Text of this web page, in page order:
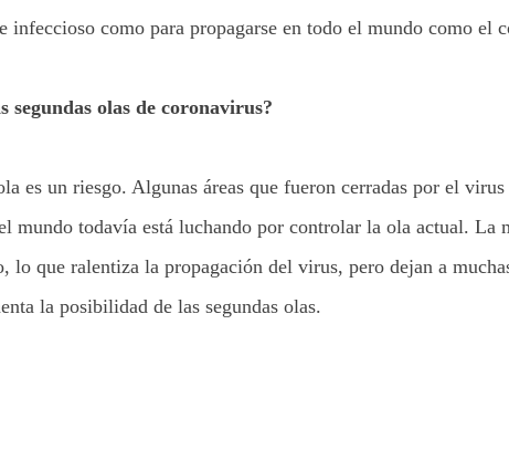
infeccioso como para propagarse en todo el mundo como el
segundas olas de coronavirus?
es un riesgo. Algunas áreas que fueron cerradas por el
mundo todavía está luchando por controlar la ola actual.
que ralentiza la propagación del virus, pero dejan a
la posibilidad de las segundas olas.